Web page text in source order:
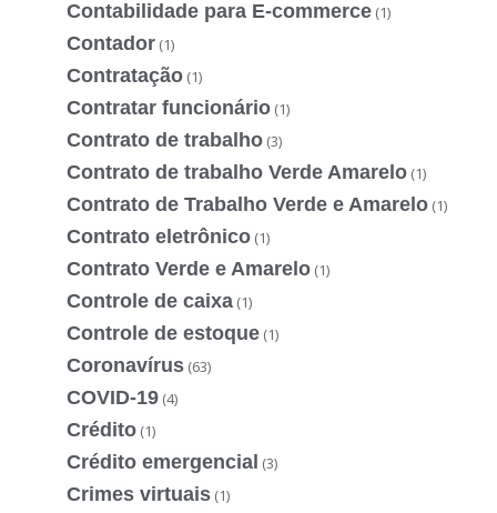
Contabilidade para E-commerce (1)
Contador (1)
Contratação (1)
Contratar funcionário (1)
Contrato de trabalho (3)
Contrato de trabalho Verde Amarelo (1)
Contrato de Trabalho Verde e Amarelo (1)
Contrato eletrônico (1)
Contrato Verde e Amarelo (1)
Controle de caixa (1)
Controle de estoque (1)
Coronavírus (63)
COVID-19 (4)
Crédito (1)
Crédito emergencial (3)
Crimes virtuais (1)